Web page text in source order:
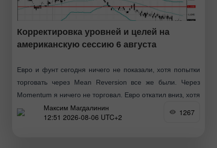
Корректировка уровней и целей на
американскую сессию 6 августа
Евро и фунт сегодня ничего не показали, хотя попытки
торговать через Mean Reversion все же были. Через
Momentum я ничего не торговал. Евро откатил вниз, хотя
Германия на первый взгляд
Максим Магдалинин
12:51 2026-08-06 UTC+2
1267